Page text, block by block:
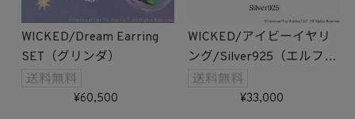
WICKED/Dream Earring
SET（グリンダ）
60,500
WICKED/アイビーイヤリ
ング/Silver925（エルファ
バ）受注生産
33,000